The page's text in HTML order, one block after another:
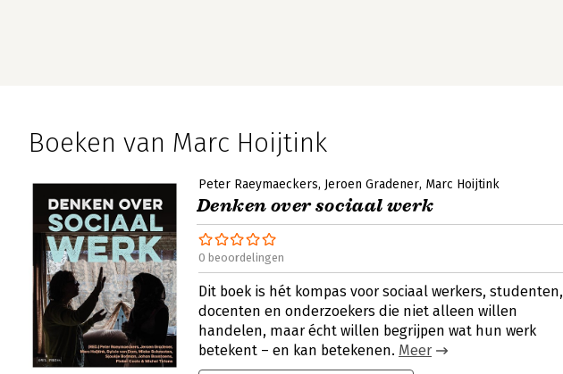
Boeken van Marc Hoijtink
Peter Raeymaeckers Jeroen Gradener Marc Hoijtink
Denken over sociaal werk
0 beoordelingen
Dit boek is hét kompas voor sociaal werkers, studenten,
docenten en onderzoekers die niet alleen willen
handelen, maar écht willen begrijpen wat hun werk
betekent – en kan betekenen. Meer